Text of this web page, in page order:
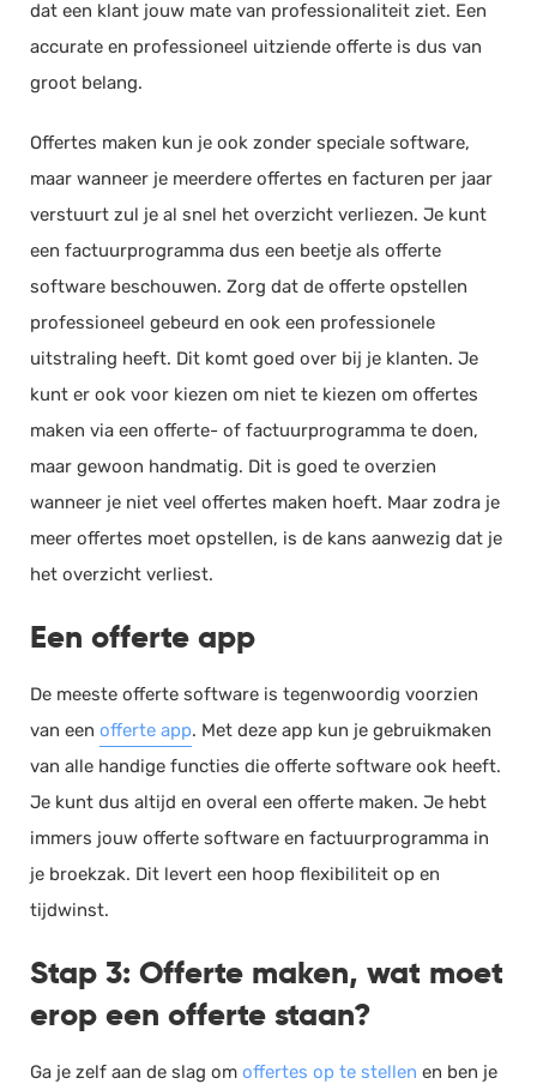
dat een klant jouw mate van professionaliteit ziet. Een
accurate en professioneel uitziende offerte is dus van
groot belang.
Offertes maken kun je ook zonder speciale software,
maar wanneer je meerdere offertes en facturen per jaar
verstuurt zul je al snel het overzicht verliezen. Je kunt
een factuurprogramma dus een beetje als offerte
software beschouwen. Zorg dat de offerte opstellen
professioneel gebeurd en ook een professionele
uitstraling heeft. Dit komt goed over bij je klanten. Je
kunt er ook voor kiezen om niet te kiezen om offertes
maken via een offerte- of factuurprogramma te doen,
maar gewoon handmatig. Dit is goed te overzien
wanneer je niet veel offertes maken hoeft. Maar zodra je
meer offertes moet opstellen, is de kans aanwezig dat je
het overzicht verliest.
Een offerte app
De meeste offerte software is tegenwoordig voorzien
van een offerte app. Met deze app kun je gebruikmaken
van alle handige functies die offerte software ook heeft.
Je kunt dus altijd en overal een offerte maken. Je hebt
immers jouw offerte software en factuurprogramma in
je broekzak. Dit levert een hoop flexibiliteit op en
tijdwinst.
Stap 3: Offerte maken, wat moet
erop een offerte staan?
Ga je zelf aan de slag om offertes op te stellen en ben je